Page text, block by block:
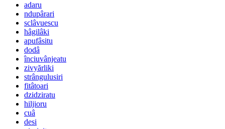
adaru
ndupârari
sclâvuescu
hâgilâki
apufâsitu
dodâ
înciuvânjeatu
zivyărliki
strângulusiri
fitâtoari
dzidziratu
hiljioru
cuâ
desi